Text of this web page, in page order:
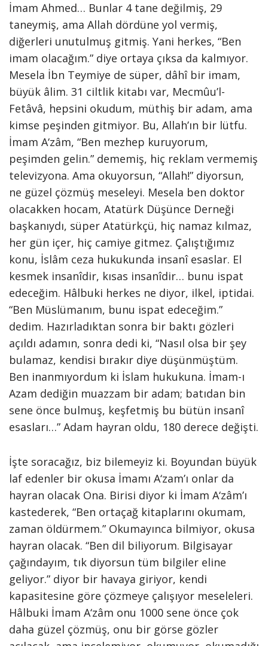
İmam Ahmed… Bunlar 4 tane değilmiş, 29
taneymiş, ama Allah dördüne yol vermiş,
diğerleri unutulmuş gitmiş. Yani herkes, “Ben
imam olacağım.” diye ortaya çıksa da kalmıyor.
Mesela İbn Teymiye de süper, dâhî bir imam,
büyük âlim. 31 ciltlik kitabı var, Mecmûu’l-
Fetâvâ, hepsini okudum, müthiş bir adam, ama
kimse peşinden gitmiyor. Bu, Allah’ın bir lütfu.
İmam A‘zâm, “Ben mezhep kuruyorum,
peşimden gelin.” dememiş, hiç reklam vermemiş
televizyona. Ama okuyorsun, “Allah!” diyorsun,
ne güzel çözmüş meseleyi. Mesela ben doktor
olacakken hocam, Atatürk Düşünce Derneği
başkanıydı, süper Atatürkçü, hiç namaz kılmaz,
her gün içer, hiç camiye gitmez. Çalıştığımız
konu, İslâm ceza hukukunda insanî esaslar. El
kesmek insanîdir, kısas insanîdir… bunu ispat
edeceğim. Hâlbuki herkes ne diyor, ilkel, iptidai.
“Ben Müslümanım, bunu ispat edeceğim.”
dedim. Hazırladıktan sonra bir baktı gözleri
açıldı adamın, sonra dedi ki, “Nasıl olsa bir şey
bulamaz, kendisi bırakır diye düşünmüştüm.
Ben inanmıyordum ki İslam hukukuna. İmam-ı
Azam dediğin muazzam bir adam; batıdan bin
sene önce bulmuş, keşfetmiş bu bütün insanî
esasları…” Adam hayran oldu, 180 derece değişti.
İşte soracağız, biz bilemeyiz ki. Boyundan büyük
laf edenler bir okusa İmamı A‘zam’ı onlar da
hayran olacak Ona. Birisi diyor ki İmam A‘zâm’ı
kastederek, “Ben ortaçağ kitaplarını okumam,
zaman öldürmem.” Okumayınca bilmiyor, okusa
hayran olacak. “Ben dil biliyorum. Bilgisayar
çağındayım, tık diyorsun tüm bilgiler eline
geliyor.” diyor bir havaya giriyor, kendi
kapasitesine göre çözmeye çalışıyor meseleleri.
Hâlbuki İmam A‘zâm onu 1000 sene önce çok
daha güzel çözmüş, onu bir görse gözler